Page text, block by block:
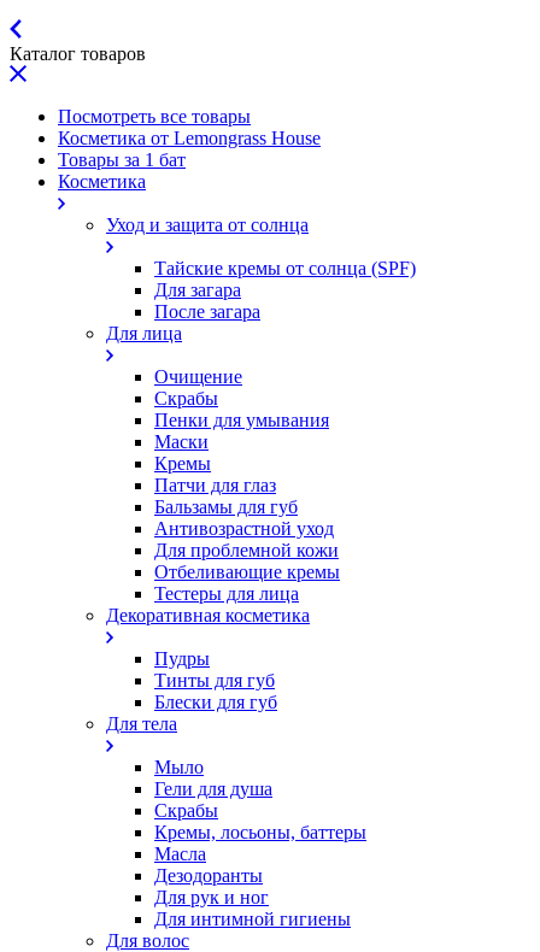
Каталог товаров
Посмотреть все товары
Косметика от Lemongrass House
Товары за 1 бат
Косметика
Уход и защита от солнца
Тайские кремы от солнца (SPF)
Для загара
После загара
Для лица
Очищение
Скрабы
Пенки для умывания
Маски
Кремы
Патчи для глаз
Бальзамы для губ
Антивозрастной уход
Для проблемной кожи
Oтбеливающие кремы
Тестеры для лица
Декоративная косметика
Пудры
Тинты для губ
Блески для губ
Для тела
Мыло
Гели для душа
Скрабы
Кремы, лосьоны, баттеры
Масла
Дезодоранты
Для рук и ног
Для интимной гигиены
Для волос